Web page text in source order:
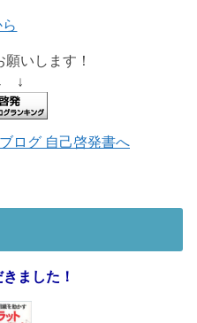
いします！
↓
ました！